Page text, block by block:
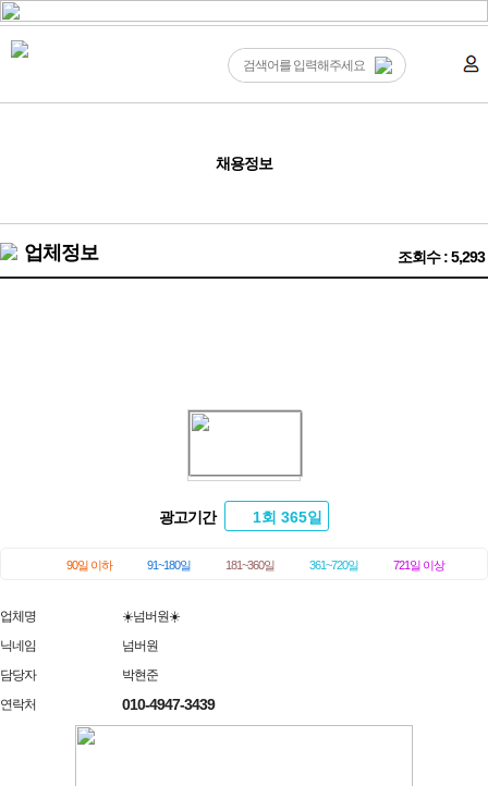
채용정보
업체정보 조회수 : 5,293
광고기간 1회 365일
90일 이하 91~180일 181~360일 361~720일 721일 이상
업체명
☀️넘버원☀️
닉네임
넘버원
담당자
박현준
연락처
010-4947-3439